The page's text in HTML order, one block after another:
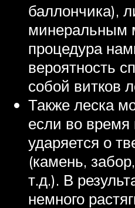
баллончика),
минеральным
процедура
вероятность
собой витков
Также леска
если во
ударяется о
(камень,
т.д.). В
немного